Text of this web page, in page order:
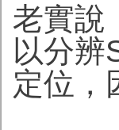
老實說
以分辨
定位，